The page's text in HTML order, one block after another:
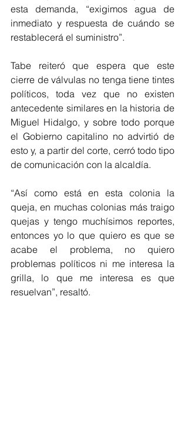
esta demanda, “exigimos agua de
inmediato y respuesta de cuándo se
restablecerá el suministro”.
Tabe reiteró que espera que este
cierre de válvulas no tenga tiene tintes
políticos, toda vez que no existen
antecedente similares en la historia de
Miguel Hidalgo, y sobre todo porque
el Gobierno capitalino no advirtió de
esto y, a partir del corte, cerró todo tipo
de comunicación con la alcaldía.
“Así como está en esta colonia la
queja, en muchas colonias más traigo
quejas y tengo muchísimos reportes,
entonces yo lo que quiero es que se
acabe el problema, no quiero
problemas políticos ni me interesa la
grilla, lo que me interesa es que
resuelvan”, resaltó.